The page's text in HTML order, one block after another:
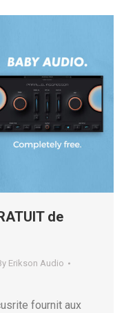
de
Erikson Audio
fournit aux